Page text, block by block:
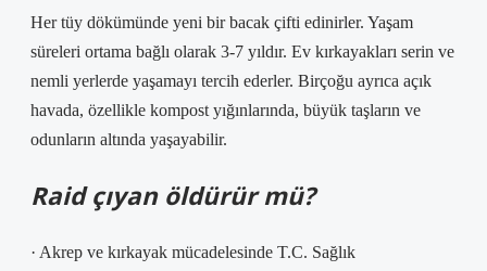
Her tüy dökümünde yeni bir bacak çifti edinirler. Yaşam
süreleri ortama bağlı olarak 3-7 yıldır. Ev kırkayakları serin ve
nemli yerlerde yaşamayı tercih ederler. Birçoğu ayrıca açık
havada, özellikle kompost yığınlarında, büyük taşların ve
odunların altında yaşayabilir.
Raid çıyan öldürür mü?
· Akrep ve kırkayak mücadelesinde T.C. Sağlık